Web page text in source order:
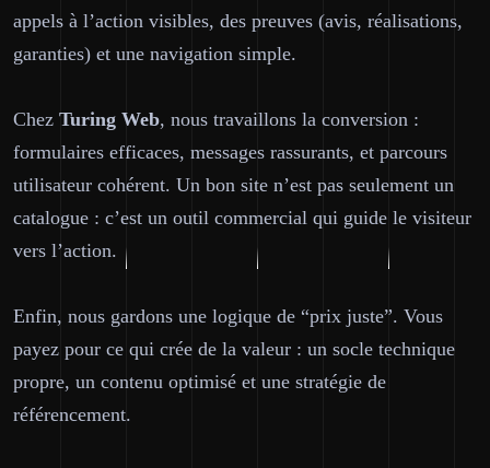
appels à l’action visibles, des preuves (avis, réalisations,
garanties) et une navigation simple.
Chez Turing Web, nous travaillons la conversion :
formulaires efficaces, messages rassurants, et parcours
utilisateur cohérent. Un bon site n’est pas seulement un
catalogue : c’est un outil commercial qui guide le visiteur
vers l’action.
Enfin, nous gardons une logique de “prix juste”. Vous
payez pour ce qui crée de la valeur : un socle technique
propre, un contenu optimisé et une stratégie de
référencement.